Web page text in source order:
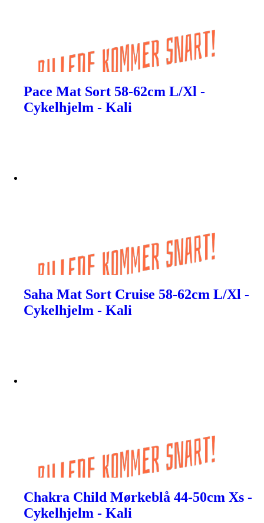
Pace Mat Sort 58-62cm L/Xl -
Cykelhjelm - Kali
Saha Mat Sort Cruise 58-62cm L/Xl -
Cykelhjelm - Kali
Chakra Child Mørkeblå 44-50cm Xs -
Cykelhjelm - Kali